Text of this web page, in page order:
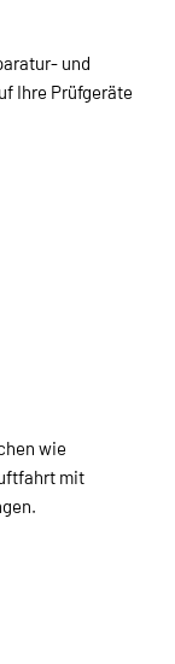
und
Ihre Prüfgeräte
wie
mit